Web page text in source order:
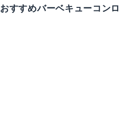
おすすめバーベキューコンロ